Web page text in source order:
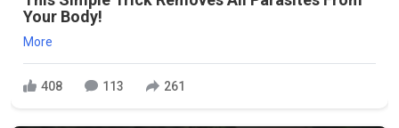
Your Body!
More
408 113 261